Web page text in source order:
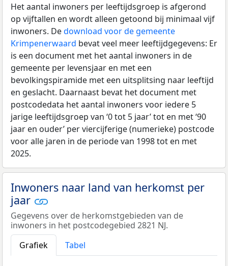
Het aantal inwoners per leeftijdsgroep is afgerond
op vijftallen en wordt alleen getoond bij minimaal vijf
inwoners. Dedownload voor de gemeente
Krimpenerwaard bevat veel meer leeftijdgegevens: Er
is een document met het aantal inwoners in de
gemeente per levensjaar en met een
bevolkingspiramide met een uitsplitsing naar leeftijd
en geslacht. Daarnaast bevat het document met
postcodedata het aantal inwoners voor iedere 5
jarige leeftijdsgroep van ‘0 tot 5 jaar’ tot en met ‘90
jaar en ouder’ per viercijferige (numerieke) postcode
voor alle jaren in de periode van 1998 tot en met
2025.
Inwoners naar land van herkomst per
jaar
Gegevens over de herkomstgebieden van de
inwoners in het postcodegebied 2821 NJ.
Grafiek
Tabel